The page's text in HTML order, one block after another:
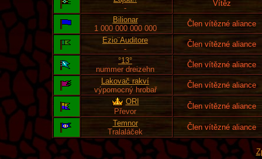
-
Vítěz
Bilionar
1 000 000 000 000
Člen vítězné aliance
Ezio¨Auditore
-
Člen vítězné aliance
°13°
nummer dreizehn
Člen vítězné aliance
Lakovač rakví
výpomocný hrobař
Člen vítězné aliance
ORI
Převor
Člen vítězné aliance
Temnor
Tralaláček
Člen vítězné aliance